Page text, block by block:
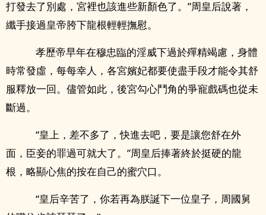
打發去了別處，宮裡也該進些新顏色了。”周皇后說著，
纖手接過皇帝胯下龍根輕輕撫慰。
孝歷帝早年在穆忠臨的­­淫​­‌威‌​‌下過於殫精竭慮，身體
時常發虛，每每幸人，各宮嬪妃都要使盡手段才能令其舒
服釋放一回。儘管如此，後宮勾心鬥角的爭寵戲碼也從未
斷過。
“皇上，差不多了，快進去吧，要是讓您舒在外
面，臣妾的罪過可就大了。”周皇后捧著終於挺硬的龍
根，略顯心焦的按在自己的‎‎蜜‌穴‌­‎口。
“皇后辛苦了，你若再為朕誕下一位皇子，周國舅